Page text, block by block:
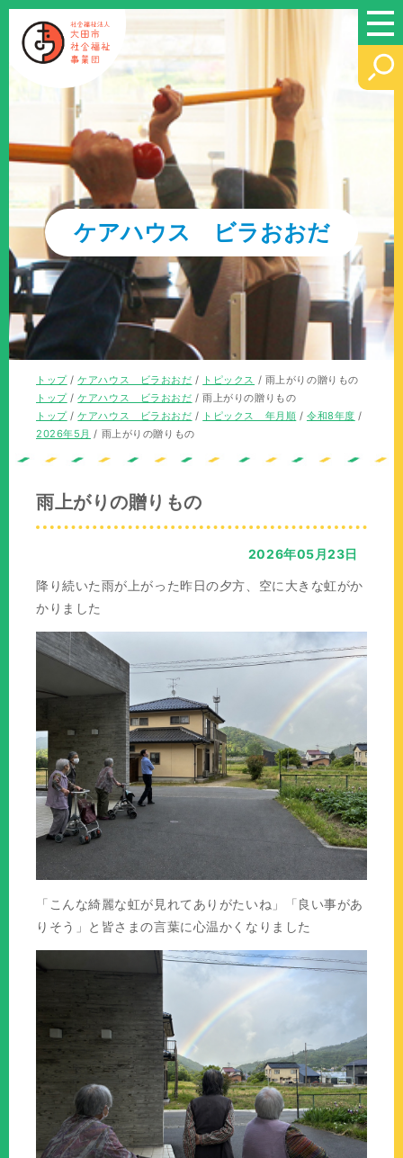
このページの本文へ
ケアハウス ビラおおだ
現
在
の
位
トップ/ケアハウス ビラおおだ / トピックス / 雨上がりの贈りもの
現
在
の
トップ/ケアハウス ビラおおだ /雨上がりの贈りもの
現
在
トップ/ケアハウス ビラおおだ / トピックス 年月順 / 令和8年度 /
2026年5月 / 雨上がりの贈りもの
雨上がりの贈りもの
2026年05月23日
降り続いた雨が上がった昨日の夕方、空に大きな虹がか
かりました
「こんな綺麗な虹が見れてありがたいね」「良い事があ
りそう」と皆さまの言葉に心温かくなりました